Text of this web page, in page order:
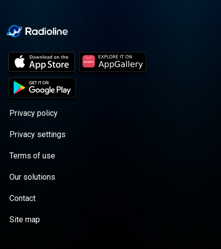
Privacy policy
Privacy settings
Terms of use
Our solutions
Contact
Site map